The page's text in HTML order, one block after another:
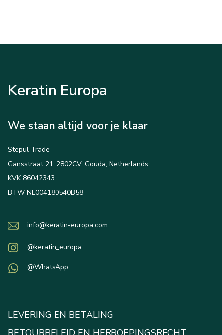
Keratin Europa
We staan altijd voor je klaar
Stepul Trade
Gansstraat 21, 2802CV, Gouda, Netherlands
KVK 86042343
BTW NL004180540B58
info@keratin-europa.com
@keratin_europa
@WhatsApp
LEVERING EN BETALING
RETOURBELEID EN HERROEPINGSRECHT